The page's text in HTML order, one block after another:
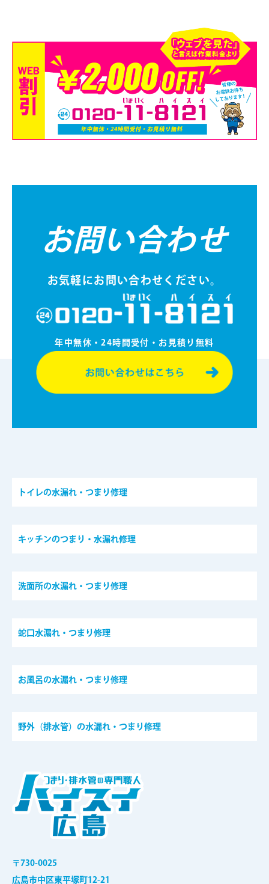
お問い合わせ
お気軽にお問い合わせください。
年中無休・24時間受付・お⾒積り無料
トイレの水漏れ・つまり修理
キッチンのつまり・水漏れ修理
洗面所の水漏れ・つまり修理
蛇口水漏れ・つまり修理
お風呂の水漏れ・つまり修理
野外（排水管）の水漏れ・つまり修理
〒730-0025
広島市中区東平塚町12-21